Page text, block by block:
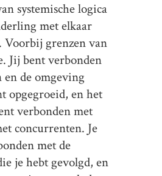
systemische logica
met elkaar
Voorbij grenzen van
Jij bent verbonden
en de omgeving
opgegroeid, en het
verbonden met
concurrenten. Je
met de
je hebt gevolgd, en